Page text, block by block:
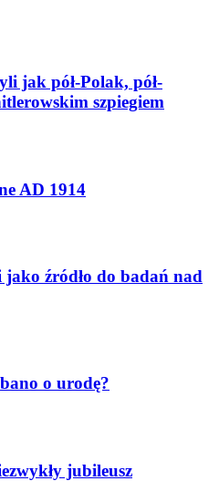
jak pół-Polak, pół-
szpiegiem
AD 1914
źródło do badań nad
o urodę?
jubileusz